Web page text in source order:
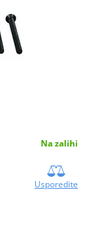
Na zalihi
Usporedite